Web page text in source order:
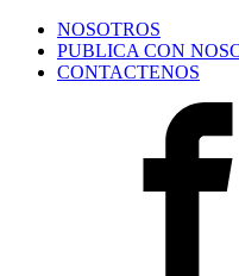
NOSOTROS
PUBLICA CON
CONTACTENOS